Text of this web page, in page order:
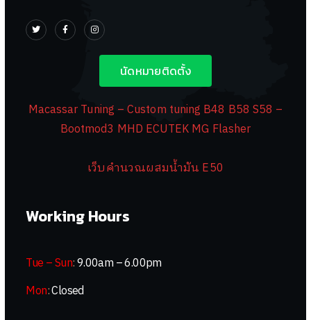
นัดหมายติดตั้ง
Macassar Tuning – Custom tuning B48 B58 S58 –
Bootmod3 MHD ECUTEK MG Flasher
เว็บคำนวณผสมน้ำมัน E50
Working Hours
Tue – Sun:9.00am – 6.00pm
Mon:Closed